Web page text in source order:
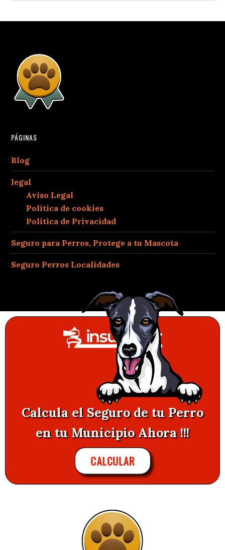
PÁGINAS
Blog
legal
Aviso Legal
Política de cookies
Política de Privacidad
Seguro para Perros, Protege a tu Mascota
Seguro Perros Localidades
Calcula el Seguro de tu Perro
en tu Municipio Ahora !!!
CALCULAR